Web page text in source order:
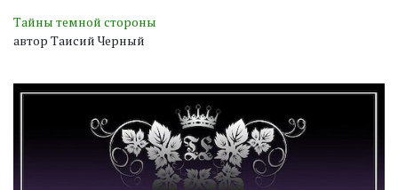
Тайны темной стороны
автор Таисий Черный